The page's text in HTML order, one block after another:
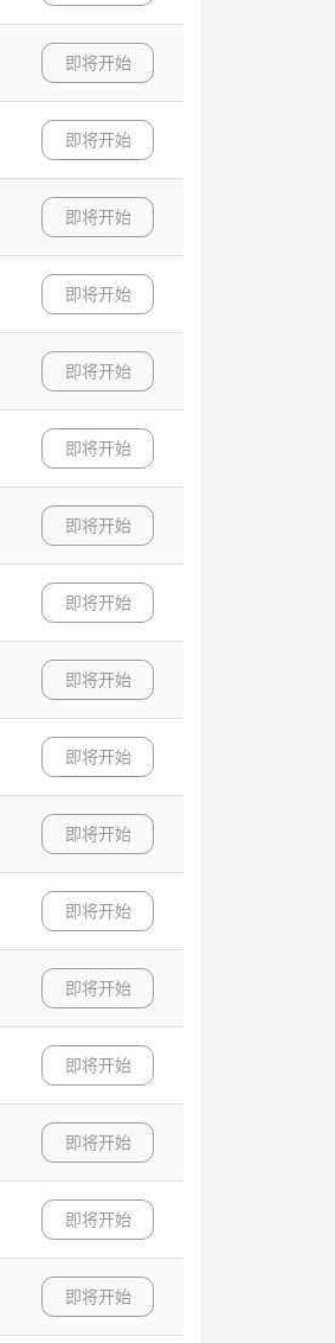
即将开始
即将开始
即将开始
即将开始
即将开始
即将开始
即将开始
即将开始
即将开始
即将开始
即将开始
即将开始
即将开始
即将开始
即将开始
即将开始
即将开始